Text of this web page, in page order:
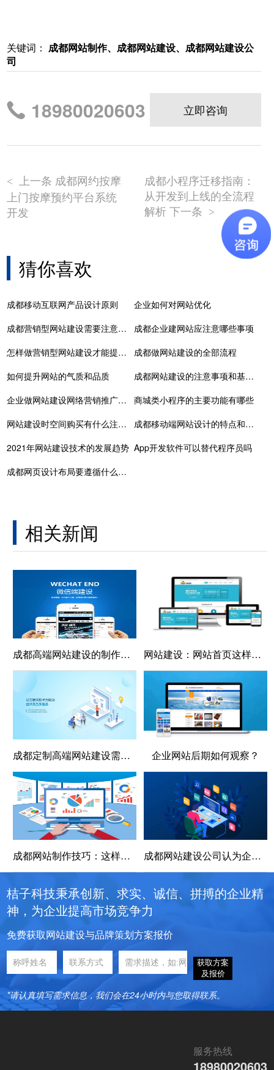
关键词：成都网站制作、成都网站建设、成都网站建设公
司
18980020603 立即咨询
<
上一条 成都网约按摩
上门按摩预约平台系统
开发
成都小程序迁移指南：
从开发到上线的全流程
解析 下一条 >
猜你喜欢
成都移动互联网产品设计原则
企业如何对网站优化
成都营销型网站建设需要注意哪些事项
成都企业建网站应注意哪些事项
怎样做营销型网站建设才能提高成交转化率呢
成都做网站建设的全部流程
如何提升网站的气质和品质
成都网站建设的注意事项和基本原则是什么
企业做网站建设网络营销推广的五大思路有哪些
商城类小程序的主要功能有哪些
网站建设时空间购买有什么注意事项
成都移动端网站设计的特点和挑战
2021年网站建设技术的发展趋势 App开发软件可以替代程序员吗
成都网页设计布局要遵循什么原则
相关新闻
成都高端网站建设的制作流程 网站建设：网站首页这样布局有助于网站排名
成都定制高端网站建设需要具备哪些应用条件？ 企业网站后期如何观察？
成都网站制作技巧：这样做一个好看的单页面网站！ 成都网站建设公司认为企业做好网站的好处有这些！
桔子科技秉承创新、求实、诚信、拼搏的企业精
神，为企业提高市场竞争力
免费获取网站建设与品牌策划方案报价
获取方案
及报价
*请认真填写需求信息，我们会在24小时内与您取得联系。
服务热线
18980020603